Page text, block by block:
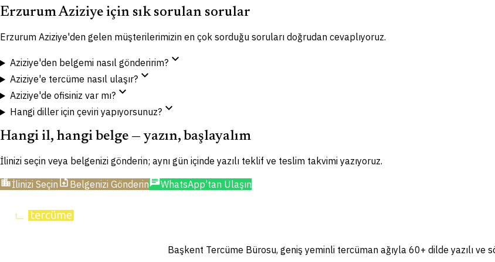
Erzurum Aziziye için sık sorulan sorular
Erzurum Aziziye'den gelen müşterilerimizin en çok sorduğu soruları doğrudan cevaplıyoruz.
Aziziye'den belgemi nasıl gönderirim?expand_more
Aziziye'e tercüme nasıl ulaşır?expand_more
Aziziye'de ofisiniz var mı?expand_more
Hangi diller için çeviri yapıyorsunuz?expand_more
Hangi il, hangi belge — yazın, başlayalım
İlinizi seçin veya belgenizi gönderin; aynı gün içinde yazılı teklif ve teslim takvimi yazıyoruz.
location_cityİlinizi Seçinupload_fileBelgenizi GönderinchatWhatsApp’tan Ulaşın
Başkent Tercüme Bürosu, geniş yeminli tercüman ağıyla 60+ dilde yazılı ve